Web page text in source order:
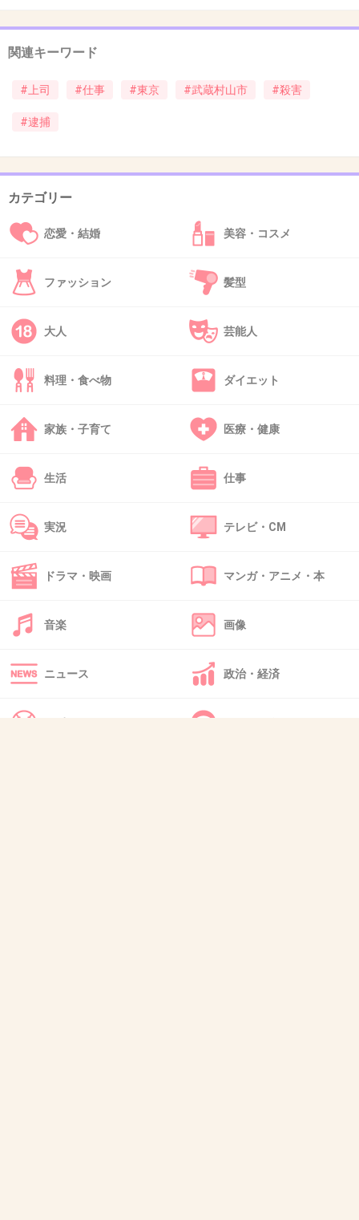
44. 匿名 2026/06/03(水) 21:08:09
シャバに戻しちゃいけないタイプ
前も同級生の上司を殺してって事件あった気がしたけど
これがその事件だったかな？
>>5
+5
>>1
どっちにしろクズじゃん
48. 匿名 2026/06/03(水) 21:09:02
犯人
関連キーワード
#上司 #仕事 #東京 #武蔵村山市 #殺害
#逮捕
カテゴリー
恋愛・結婚 美容・コスメ
ファッション 髪型
大人 芸能人
料理・食べ物 ダイエット
家族・子育て 医療・健康
生活 仕事
実況 テレビ・CM
ドラマ・映画 マンガ・アニメ・本
音楽 画像
ニュース 政治・経済